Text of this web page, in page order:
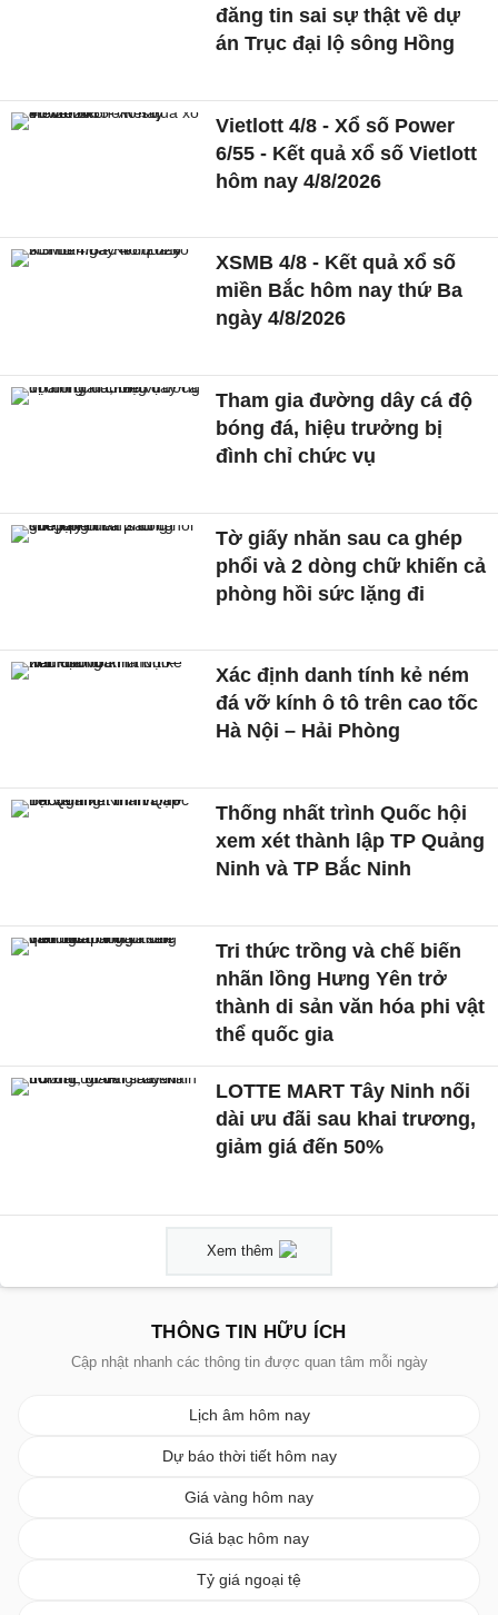
đăng tin sai sự thật về dự
án Trục đại lộ sông Hồng
Vietlott 4/8 - Xổ số Power
6/55 - Kết quả xổ số Vietlott
hôm nay 4/8/2026
XSMB 4/8 - Kết quả xổ số
miền Bắc hôm nay thứ Ba
ngày 4/8/2026
Tham gia đường dây cá độ
bóng đá, hiệu trưởng bị
đình chỉ chức vụ
Tờ giấy nhăn sau ca ghép
phổi và 2 dòng chữ khiến cả
phòng hồi sức lặng đi
Xác định danh tính kẻ ném
đá vỡ kính ô tô trên cao tốc
Hà Nội – Hải Phòng
Thống nhất trình Quốc hội
xem xét thành lập TP Quảng
Ninh và TP Bắc Ninh
Tri thức trồng và chế biến
nhãn lồng Hưng Yên trở
thành di sản văn hóa phi vật
thể quốc gia
LOTTE MART Tây Ninh nối
dài ưu đãi sau khai trương,
giảm giá đến 50%
Xem thêm
THÔNG TIN HỮU ÍCH
Cập nhật nhanh các thông tin được quan tâm mỗi ngày
Lịch âm hôm nay
Dự báo thời tiết hôm nay
Giá vàng hôm nay
Giá bạc hôm nay
Tỷ giá ngoại tệ